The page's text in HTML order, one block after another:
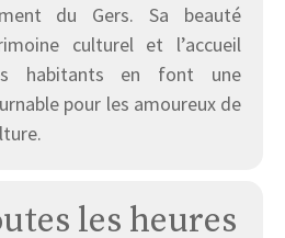
du Gers. Sa beauté
culturel et l’accueil
habitants en font une
pour les amoureux de
les heures